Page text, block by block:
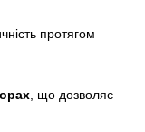
протягом
, що дозволяє